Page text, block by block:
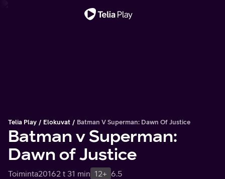
Telia Play Elokuvat Batman V Superman: Dawn Of Justice
Batman v Superman:
Dawn of Justice
Toiminta20162 t 31 min 12+ 6.5